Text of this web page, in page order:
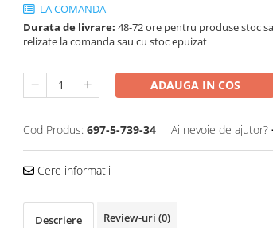
LA COMANDA
Durata de livrare: 48-72 ore pentru produse stoc
relizate la comanda sau cu stoc epuizat
ADAUGA IN COS
Cod Produs: 697-5-739-34 Ai nevoie de ajutor?
Cere informatii
Descriere Review-uri (0)